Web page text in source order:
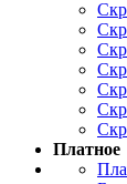
Платное